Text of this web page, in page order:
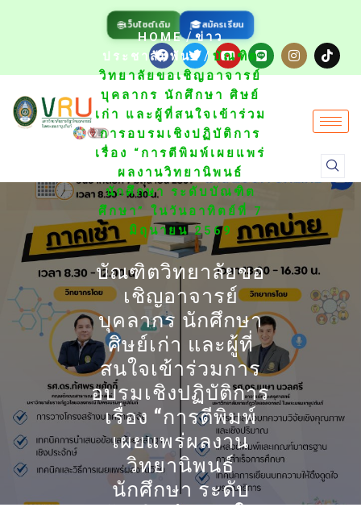
🌐เว็บไซต์เดิม 🎓สมัครเรียน
HOME/ข่าว
ประชาสัมพันธ์/ บัณฑิต
วิทยาลัยขอเชิญอาจารย์
บุคลากร นักศึกษา ศิษย์
เก่า และผู้ที่สนใจเข้าร่วม
การอบรมเชิงปฏิบัติการ
เรื่อง “การตีพิมพ์เผยแพร่
ผลงานวิทยานิพนธ์
นักศึกษา ระดับบัณฑิต
ศึกษา” ในวันอาทิตย์ที่ 7
มิถุนายน 2569
บัณฑิตวิทยาลัยขอ
เชิญอาจารย์
บุคลากร นักศึกษา
ศิษย์เก่า และผู้ที่
สนใจเข้าร่วมการ
อบรมเชิงปฏิบัติการ
เรื่อง “การตีพิมพ์
เผยแพร่ผลงาน
วิทยานิพนธ์
นักศึกษา ระดับ
บัณฑิตศึกษา” ใน